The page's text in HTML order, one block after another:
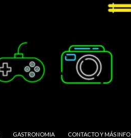
GASTRONOMIA CONTACTO Y MÁS INFO